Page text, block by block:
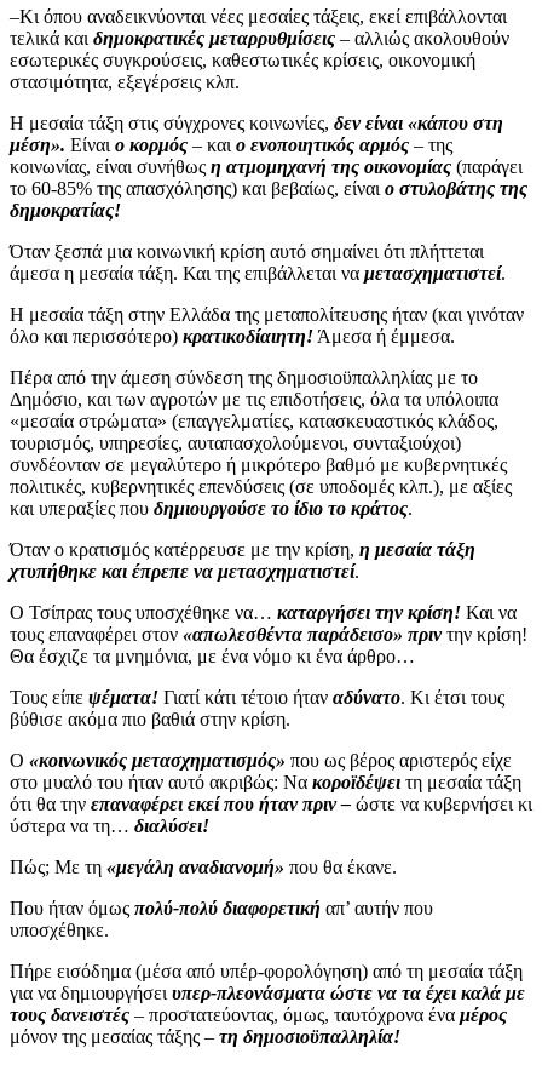
–Κι όπου αναδεικνύονται νέες μεσαίες τάξεις, εκεί επιβάλλονται
τελικά και δημοκρατικές μεταρρυθμίσεις – αλλιώς ακολουθούν
εσωτερικές συγκρούσεις, καθεστωτικές κρίσεις, οικονομική
στασιμότητα, εξεγέρσεις κλπ.
Η μεσαία τάξη στις σύγχρονες κοινωνίες, δεν είναι «κάπου στη
μέση». Είναι ο κορμός – και ο ενοποιητικός αρμός – της
κοινωνίας, είναι συνήθως η ατμομηχανή της οικονομίας (παράγει
το 60-85% της απασχόλησης) και βεβαίως, είναι ο στυλοβάτης της
δημοκρατίας!
Όταν ξεσπά μια κοινωνική κρίση αυτό σημαίνει ότι πλήττεται
άμεσα η μεσαία τάξη. Και της επιβάλλεται να μετασχηματιστεί.
Η μεσαία τάξη στην Ελλάδα της μεταπολίτευσης ήταν (και γινόταν
όλο και περισσότερο) κρατικοδίαιητη! Άμεσα ή έμμεσα.
Πέρα από την άμεση σύνδεση της δημοσιοϋπαλληλίας με το
Δημόσιο, και των αγροτών με τις επιδοτήσεις, όλα τα υπόλοιπα
«μεσαία στρώματα» (επαγγελματίες, κατασκευαστικός κλάδος,
τουρισμός, υπηρεσίες, αυταπασχολούμενοι, συνταξιούχοι)
συνδέονταν σε μεγαλύτερο ή μικρότερο βαθμό με κυβερνητικές
πολιτικές, κυβερνητικές επενδύσεις (σε υποδομές κλπ.), με αξίες
και υπεραξίες που δημιουργούσε το ίδιο το κράτος.
Όταν ο κρατισμός κατέρρευσε με την κρίση, η μεσαία τάξη
χτυπήθηκε και έπρεπε να μετασχηματιστεί.
Ο Τσίπρας τους υποσχέθηκε να… καταργήσει την κρίση! Και να
τους επαναφέρει στον «απωλεσθέντα παράδεισο» πριντην κρίση!
Θα έσχιζε τα μνημόνια, με ένα νόμο κι ένα άρθρο…
Τους είπε ψέματα! Γιατί κάτι τέτοιο ήταν αδύνατο. Κι έτσι τους
βύθισε ακόμα πιο βαθιά στην κρίση.
Ο «κοινωνικός μετασχηματισμός» που ως βέρος αριστερός είχε
στο μυαλό του ήταν αυτό ακριβώς: Να κοροϊδέψει τη μεσαία τάξη
ότι θα την επαναφέρει εκεί που ήταν πριν – ώστε να κυβερνήσει κι
ύστερα να τη… διαλύσει!
Πώς; Με τη «μεγάλη αναδιανομή» που θα έκανε.
Που ήταν όμως πολύ-πολύ διαφορετική απ’ αυτήν που
υποσχέθηκε.
Πήρε εισόδημα (μέσα από υπέρ-φορολόγηση) από τη μεσαία τάξη
για να δημιουργήσει υπερ-πλεονάσματα ώστε να τα έχει καλά με
τους δανειστές – προστατεύοντας, όμως, ταυτόχρονα ένα μέρος
μόνον της μεσαίας τάξης – τη δημοσιοϋπαλληλία!